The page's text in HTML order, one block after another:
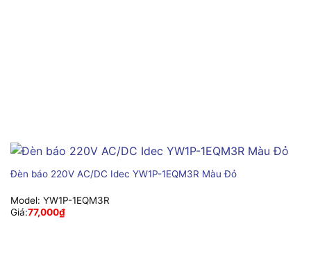
Đèn báo 220V AC/DC Idec YW1P-1EQM3R Màu Đỏ
Model: YW1P-1EQM3R
Giá:77,000₫